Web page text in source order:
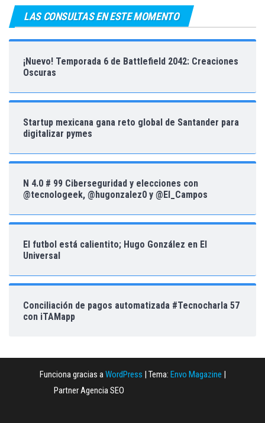
LAS CONSULTAS EN ESTE MOMENTO
¡Nuevo! Temporada 6 de Battlefield 2042: Creaciones
Oscuras
Startup mexicana gana reto global de Santander para
digitalizar pymes
N 4.0 # 99 Ciberseguridad y elecciones con
@tecnologeek, @hugonzalez0 y @El_Campos
El futbol está calientito; Hugo González en El
Universal
Conciliación de pagos automatizada #Tecnocharla 57
con iTAMapp
Funciona gracias aWordPress | Tema: Envo Magazine |
Partner Agencia SEO